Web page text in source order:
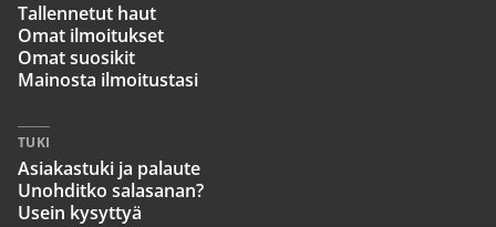
Tallennetut haut
Omat ilmoitukset
Omat suosikit
Mainosta ilmoitustasi
TUKI
Asiakastuki ja palaute
Unohditko salasanan?
Usein kysyttyä